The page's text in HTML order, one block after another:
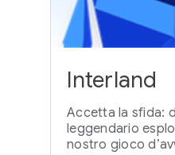
Interland
Accetta la sfida:
leggendario
nostro gioco